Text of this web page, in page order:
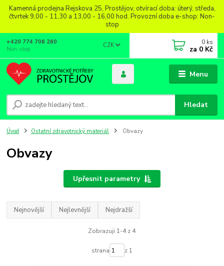
Kamenná prodejna Rejskova 25, Prostějov, otvírací doba: úterý, středa,
čtvrtek 9,00 - 11,30 a 13,00 - 16,00 hod. Provozní doba e-shop: Non-
stop
Menu
CZK
Hledat
+420 774 706 260
Non-stop
0 ks
za 0 Kč
Úvod Ostatní zdravotnický materiál Obvazy
Obvazy
Upřesnit parametry
Nejnovější Nejlevnější Nejdražší
Zobrazuji 1-4 z 4
strana z 1